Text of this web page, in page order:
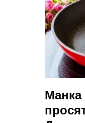
Манка